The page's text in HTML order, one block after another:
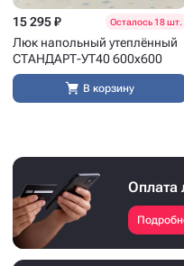
15 295 ₽ Осталось 18 шт.
Люк напольный утеплённый
СТАНДАРТ-УТ40 600x600
В корзину
Оплата